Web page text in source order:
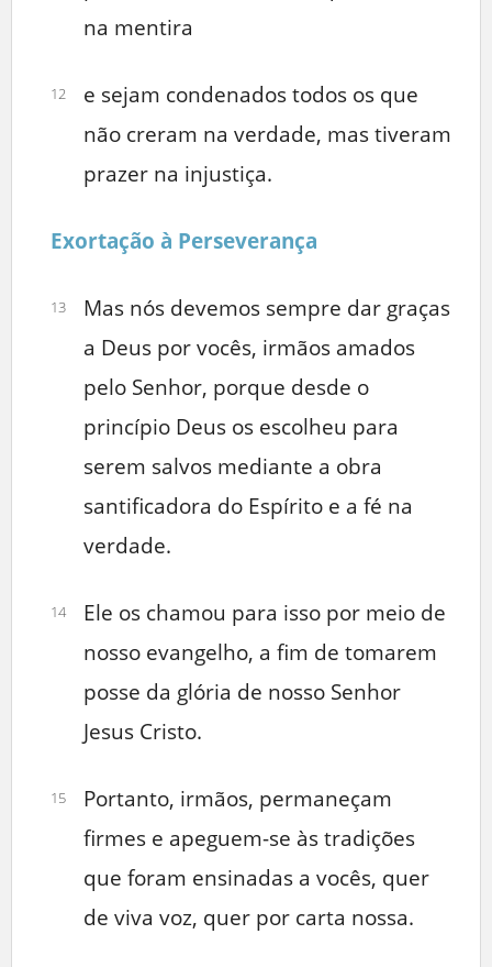
na mentira
12
e sejam condenados todos os que
não creram na verdade, mas tiveram
prazer na injustiça.
Exortação à Perseverança
13
Mas nós devemos sempre dar graças
a Deus por vocês, irmãos amados
pelo Senhor, porque desde o
princípio Deus os escolheu para
serem salvos mediante a obra
santificadora do Espírito e a fé na
verdade.
14
Ele os chamou para isso por meio de
nosso evangelho, a fim de tomarem
posse da glória de nosso Senhor
Jesus Cristo.
15
Portanto, irmãos, permaneçam
firmes e apeguem-se às tradições
que foram ensinadas a vocês, quer
de viva voz, quer por carta nossa.